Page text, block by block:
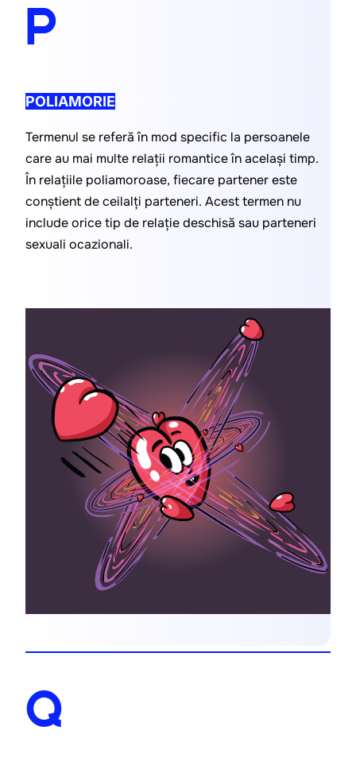
P
POLIAMORIE
Termenul se referă în mod specific la persoanele
care au mai multe relații romantice în același timp.
În relațiile poliamoroase, fiecare partener este
conștient de ceilalți parteneri. Acest termen nu
include orice tip de relație deschisă sau parteneri
sexuali ocazionali.
Q